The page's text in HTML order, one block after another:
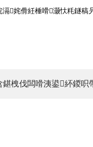
姹傦紝棰嗗灏忕粍鐩稿